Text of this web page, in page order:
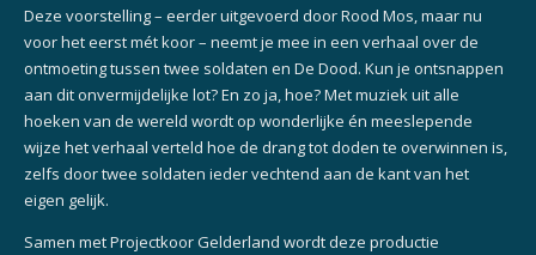
Deze voorstelling – eerder uitgevoerd door Rood Mos, maar nu
voor het eerst mét koor – neemt je mee in een verhaal over de
ontmoeting tussen twee soldaten en De Dood. Kun je ontsnappen
aan dit onvermijdelijke lot? En zo ja, hoe? Met muziek uit alle
hoeken van de wereld wordt op wonderlijke én meeslepende
wijze het verhaal verteld hoe de drang tot doden te overwinnen is,
zelfs door twee soldaten ieder vechtend aan de kant van het
eigen gelijk.
Samen met Projectkoor Gelderland wordt deze productie